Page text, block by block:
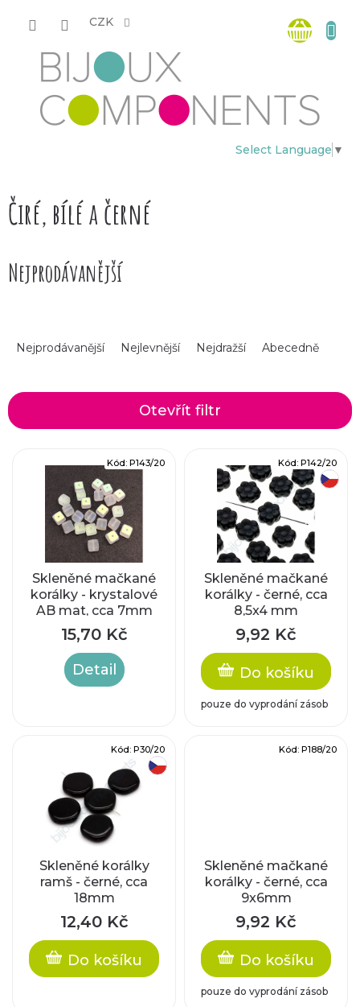
CZK
Select Language ▼
košík
Čiré, bílé a černé
Nejprodávanější
z
Nejprodávanější Nejlevnější Nejdražší Abecedně
Otevřít filtr
Skleněné mačkané
korálky - krystalové
AB mat, cca 7mm
15,70 Kč
Detail
Kód: P143/20
Skleněné mačkané
korálky - černé, cca
8,5x4 mm
9,92 Kč
Do košíku
pouze do vyprodání zásob
Kód: P142/20
Skleněné korálky
ramš - černé, cca
18mm
12,40 Kč
Do košíku
Kód: P30/20
Skleněné mačkané
korálky - černé, cca
9x6mm
9,92 Kč
Do košíku
pouze do vyprodání zásob
Kód: P188/20